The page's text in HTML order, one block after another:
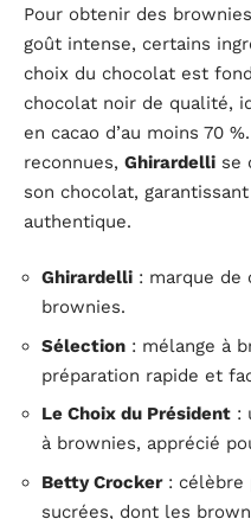
Pour obtenir des
goût intense, certains
choix du chocolat est
chocolat noir de qualité,
en cacao d’au moins 70
reconnues, Ghirardelli se
son chocolat,
authentique.
Ghirardelli : marque de
brownies.
Sélection : mélange à
préparation rapide et
Le Choix du Président :
à brownies, apprécié
Betty Crocker: célèbre
sucrées, dont les